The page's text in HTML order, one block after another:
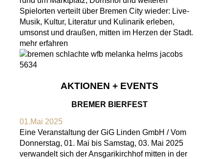
Spielorten verteilt über Bremen City wieder: Live-
Musik, Kultur, Literatur und Kulinarik erleben,
umsonst und draußen, mitten im Herzen der Stadt.
mehr erfahren
AKTIONEN + EVENTS
BREMER BIERFEST
01.Mai 2025
Eine Veranstaltung der GiG Linden GmbH / Vom
Donnerstag, 01. Mai bis Samstag, 03. Mai 2025
verwandelt sich der Ansgarikirchhof mitten in der